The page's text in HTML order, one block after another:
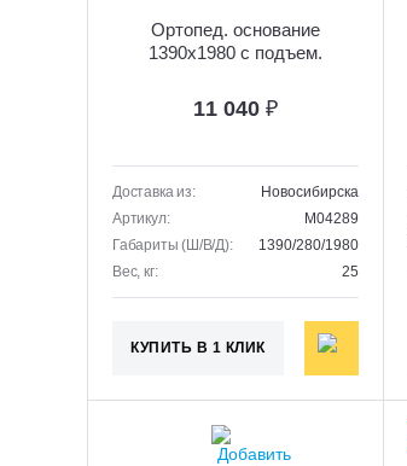
Ортопед. основание
1390х1980 с подъем.
11 040 ₽
Доставка из:
Новосибирска
Артикул:
M04289
Габариты (Ш/В/Д):
1390/280/1980
Вес, кг:
25
КУПИТЬ В 1 КЛИК